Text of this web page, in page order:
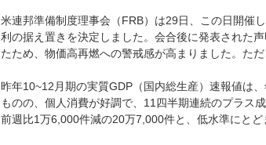
米連邦準備制度理事会（FRB）は29日、この日開催
利の据え置きを決定しました。会合後に発表された
たため、物価高再燃への警戒感が高まりました。た
昨年10~12月期の実質GDP（国内総生産）速報値は
ものの、個人消費が好調で、11四半期連続のプラス
前週比1万6,000件減の20万7,000件と、低水準にとど